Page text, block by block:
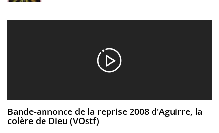
Bande-annonce de la reprise 2008 d'Aguirre, la
colère de Dieu (VOstf)